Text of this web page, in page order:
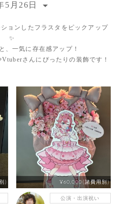
5月26日
ョンしたフラスタをピックアップ
✨
、一気に存在感アップ！
さんにぴったりの装飾です！
) ¥60,000(諸費用別)
公演・出演祝い